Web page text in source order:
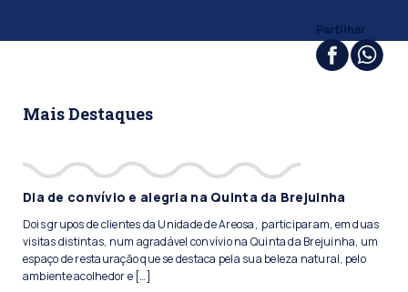
Partilhar
Mais Destaques
Dia de convívio e alegria na Quinta da Brejuinha
Dois grupos de clientes da Unidade de Areosa, participaram, em duas
visitas distintas, num agradável convívio na Quinta da Brejuinha, um
espaço de restauração que se destaca pela sua beleza natural, pelo
ambiente acolhedor e […]